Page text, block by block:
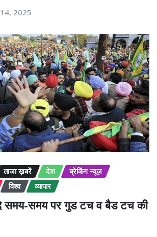
2025
ताजा ख़बरें देश
ब्रेकिंग न्यूज़
विश्व व्यापार
समय-समय पर गुड टच व बैड टच की